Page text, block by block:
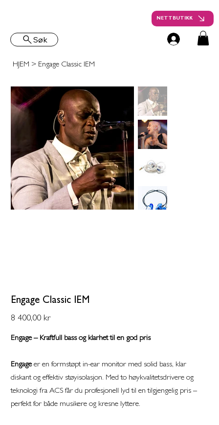
Søk
NETTBUTIKK
HJEM > Engage Classic IEM
Engage Classic IEM
Pris
8 400,00 kr
Engage – Kraftfull bass og klarhet til en god pris
Engageer en formstøpt in-ear monitor med solid bass, klar
diskant og effektiv støyisolasjon. Med to høykvalitetsdrivere og
teknologi fra ACS får du profesjonell lyd til en tilgjengelig pris –
perfekt for både musikere og kresne lyttere.